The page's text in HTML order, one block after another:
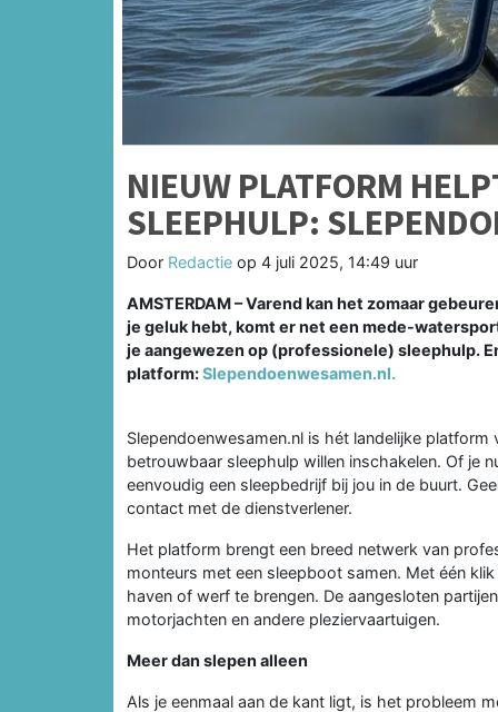
NIEUW PLATFORM
SLEEPHULP:
Door Redactie op 4 juli 2025, 14:49 uur
AMSTERDAM – Varend kan het zomaar
je geluk hebt, komt er net een mede-
je aangewezen op (professionele) sleephulp.
platform:Slependoenwesamen.nl.
Slependoenwesamen.nl is hét landelijke
betrouwbaar sleephulp willen inschakelen. Of je
eenvoudig een sleepbedrijf bij jou in de buurt.
contact met de dienstverlener.
Het platform brengt een breed netwerk van
monteurs met een sleepboot samen. Met één
haven of werf te brengen. De aangesloten
motorjachten en andere pleziervaartuigen.
Meer dan slepen alleen
Als je eenmaal aan de kant ligt, is het probleem